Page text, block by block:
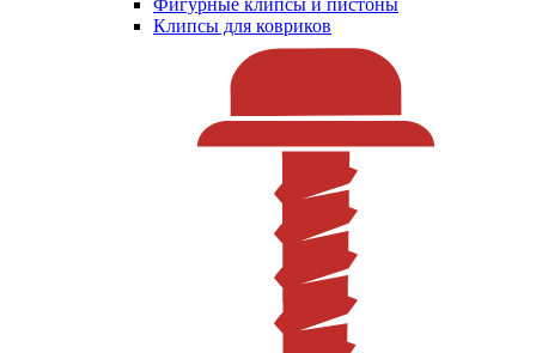
Клипсы для ковриков